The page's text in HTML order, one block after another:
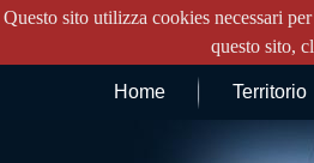
Questo sito utilizza cookies necessari
questo sito,
Home Territorio